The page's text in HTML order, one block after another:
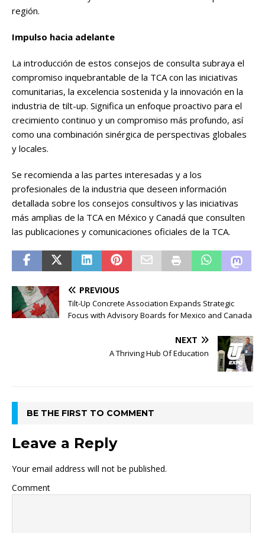
región.
Impulso hacia adelante
La introducción de estos consejos de consulta subraya el
compromiso inquebrantable de la TCA con las iniciativas
comunitarias, la excelencia sostenida y la innovación en la
industria de tilt-up. Significa un enfoque proactivo para el
crecimiento continuo y un compromiso más profundo, así
como una combinación sinérgica de perspectivas globales
y locales.
Se recomienda a las partes interesadas y a los
profesionales de la industria que deseen información
detallada sobre los consejos consultivos y las iniciativas
más amplias de la TCA en México y Canadá que consulten
las publicaciones y comunicaciones oficiales de la TCA.
PREVIOUS
Tilt-Up Concrete Association Expands Strategic
Focus with Advisory Boards for Mexico and Canada
NEXT
A Thriving Hub Of Education
BE THE FIRST TO COMMENT
Leave a Reply
Your email address will not be published.
Comment